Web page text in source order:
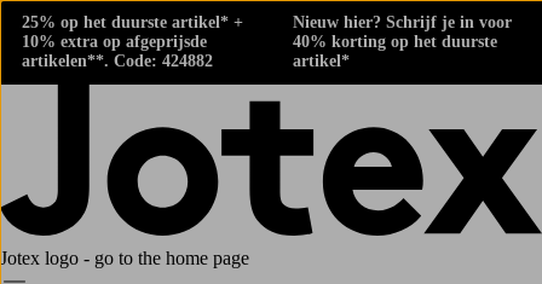
25% op het duurste artikel* +
10% extra op afgeprijsde
artikelen**. Code: 424882
Nieuw hier? Schrijf je in voor
40% korting op het duurste
artikel*
Jotex logo - go to the home page